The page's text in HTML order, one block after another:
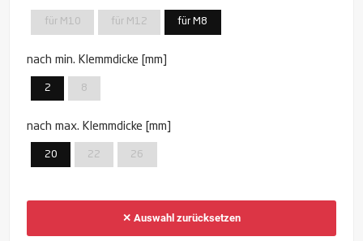
für M10 für M12 für M8
nach min. Klemmdicke [mm]
2 8
nach max. Klemmdicke [mm]
20 22 26
✕ Auswahl zurücksetzen